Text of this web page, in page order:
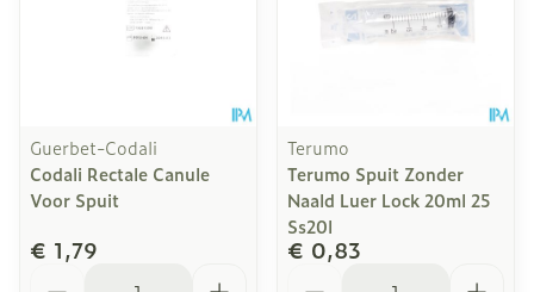
Guerbet-Codali
Codali Rectale Canule
Voor Spuit
€ 1,79
Terumo
Terumo Spuit Zonder
Naald Luer Lock 20ml 25
Ss20l
€ 0,83